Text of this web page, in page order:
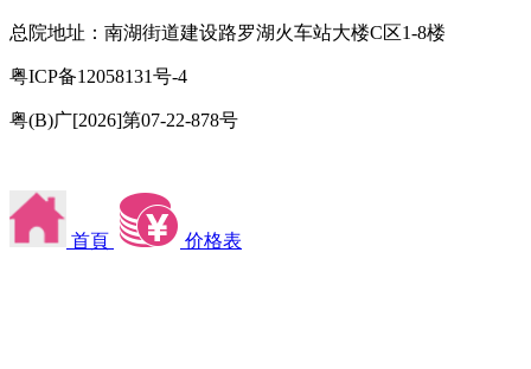
总院地址：南湖街道建设路罗湖火车站大楼C区1-8楼
粤ICP备12058131号-4
粤(B)广[2026]第07-22-878号
首頁 价格表